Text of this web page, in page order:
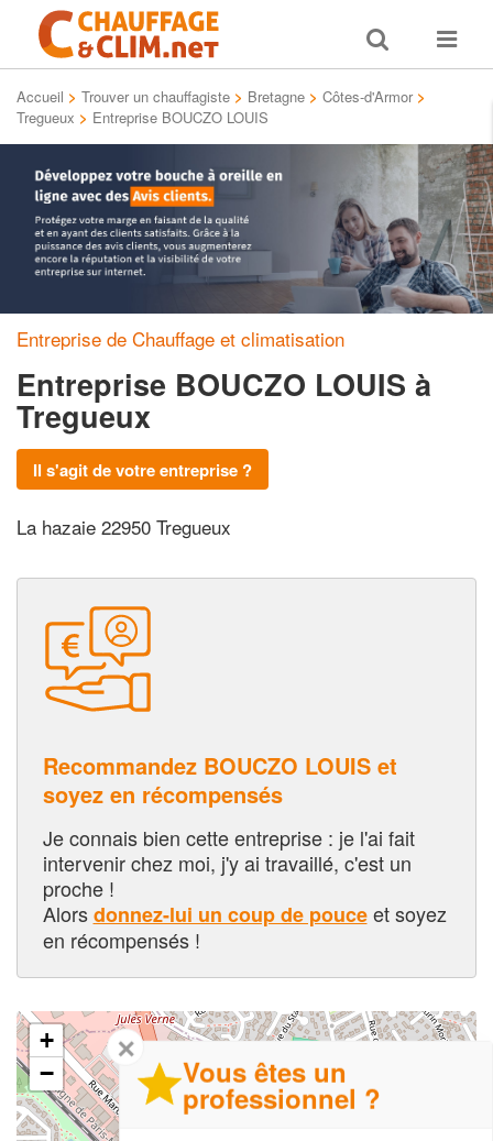
Toggle
search
Toggle
Accueil > Trouver un chauffagiste > Bretagne > Côtes-d'Armor >
Tregueux > Entreprise BOUCZO LOUIS
Entreprise de Chauffage et climatisation
Entreprise BOUCZO LOUIS à
Tregueux
Il s'agit de votre entreprise ?
La hazaie 22950 Tregueux
Recommandez BOUCZO LOUIS et
soyez en récompensés
Je connais bien cette entreprise : je l'ai fait
intervenir chez moi, j'y ai travaillé, c'est un
proche !
Alorsdonnez-lui un coup de pouceet soyez
en récompensés !
+
−
✕
Vous êtes un
professionnel ?